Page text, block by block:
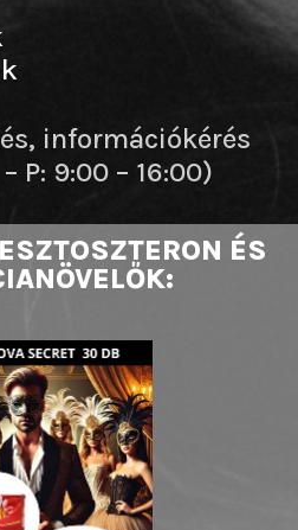
ÉS
információkérés
P: 9:00 – 16:00)